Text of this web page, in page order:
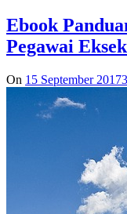
Ebook
Pegawai
On 15 September 2017